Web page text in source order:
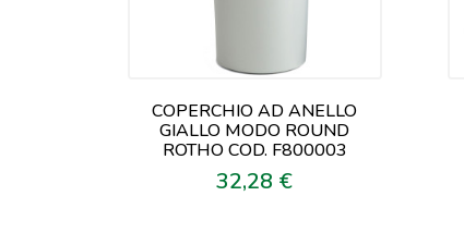
COPERCHIO AD ANELLO
GIALLO MODO ROUND
ROTHO COD. F800003
Prezzo
32,28 €